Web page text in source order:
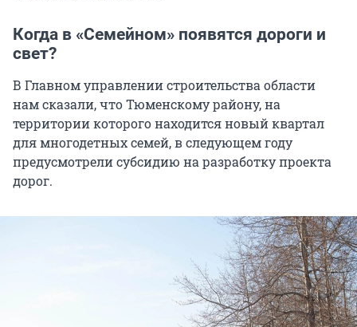
Когда в «Семейном» появятся дороги и
свет?
В Главном управлении строительства области
нам сказали, что Тюменскому району, на
территории которого находится новый квартал
для многодетных семей, в следующем году
предусмотрели субсидию на разработку проекта
дорог.